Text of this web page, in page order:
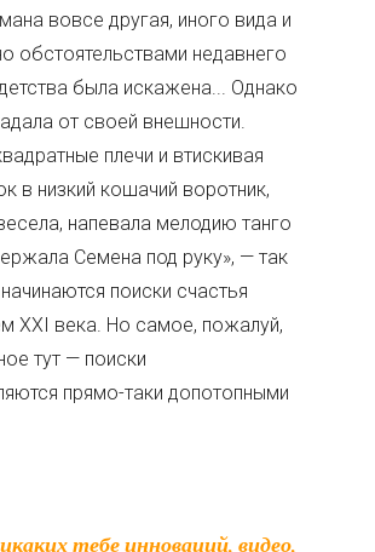
вовсе другая, иного вида и
обстоятельствами недавнего
была искажена... Однако
от своей внешности.
плечи и втискивая
в низкий кошачий воротник,
напевала мелодию танго
Семена под руку», — так
поиски счастья
XXI века. Но самое, пожалуй,
тут — поиски
прямо-таки допотопными